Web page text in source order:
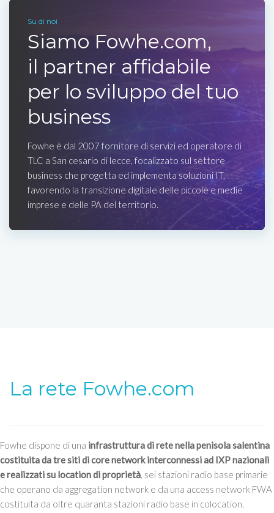
Su di noi
Siamo Fowhe.com,
il partner affidabile
per lo sviluppo del tuo
business
Fowhe è dal 2007 fornitore di servizi ed operatore di
TLC a San cesario di lecce, focalizzato sul settore
business che progetta ed implementa soluzioni IT,
favorendo la transizione digitale delle piccole e medie
imprese e delle PA del territorio.
La rete Fowhe.com
Fowhe dispone di una infrastruttura di rete nella penisola salentina
costituita da tre siti di core network interconnessi ad IXP nazionali
e realizzati su location di proprietà, sei stazioni radio base primarie
che operano da aggregation network e da una access network FWA
costituita da oltre quaranta stazioni radio base in colocation.